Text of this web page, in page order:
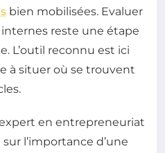
bien mobilisées. Evaluer
internes reste une étape
L’outil reconnu est ici
à situer où se trouvent
en entrepreneuriat
l’importance d’une